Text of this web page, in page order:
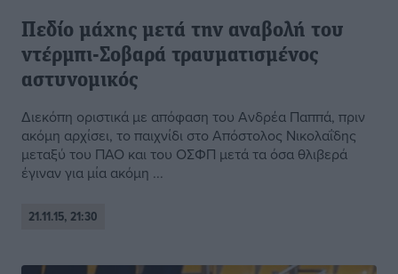
Πεδίο μάχης μετά την αναβολή του
ντέρμπι-Σοβαρά τραυματισμένος
αστυνομικός
Διεκόπη οριστικά με απόφαση του Ανδρέα Παππά, πριν
ακόμη αρχίσει, το παιχνίδι στο Απόστολος Νικολαΐδης
μεταξύ του ΠΑΟ και του ΟΣΦΠ μετά τα όσα θλιβερά
έγιναν για μία ακόμη ...
21.11.15, 21:30